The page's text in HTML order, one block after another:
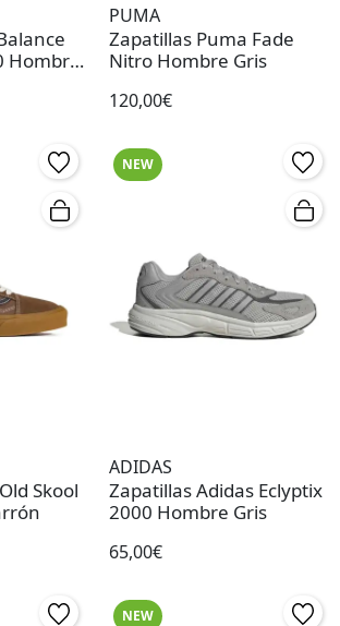
Hombre
PUMA
Zapatillas Puma Fade
Nitro Hombre Gris
120,00€
Skool
NEW
ADIDAS
Zapatillas Adidas Eclyptix
2000 Hombre Gris
65,00€
NEW